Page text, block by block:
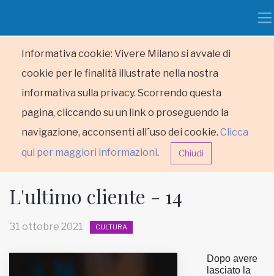
Informativa cookie: Vivere Milano si avvale di
cookie per le finalità illustrate nella nostra
informativa sulla privacy. Scorrendo questa
pagina, cliccando su un link o proseguendo la
navigazione, acconsenti all´uso dei cookie. Clicca
qui per maggiori informazioni. Chiudi
L'ultimo cliente - 14
31 ottobre 2021 CULTURA
Dopo avere
lasciato la